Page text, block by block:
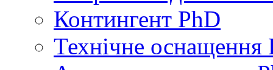
Контингент PhD
Технічне оснащення